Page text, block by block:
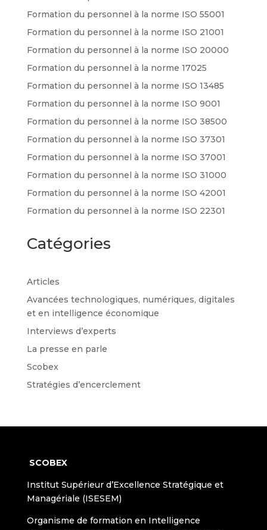
Formation du personnel à la norme ISO 55001
Formation du personnel à la norme ISO 21001
Formation du personnel à la norme ISO 20000
Formation du personnel à la norme 17025
Formation du personnel à la norme ISO 13485
Formation du personnel à la norme ISO 9001
Formation du personnel à la norme ISO 38500
Formation du personnel à la norme ISO 37301
Formation du personnel à la norme ISO 37001
Formation du personnel à la norme ISO 31000
Formation du personnel à la norme ISO 42001
Formation du personnel à la norme ISO 22301
Catégories
Articles
Avancées technologiques, numériques, digitales
et en intelligence économique
Interviews d’experts
La presse en parle
Scobex
Stratégies d’encerclement
SCOBEX
Institut Supérieur d’Excellence Stratégique et
Managériale (ISESEM)
Organisme de formation en Intelligence